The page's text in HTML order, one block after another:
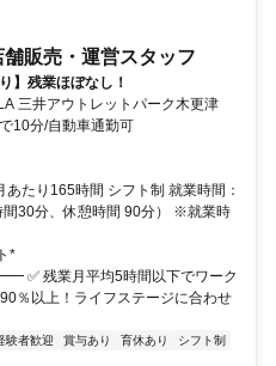
販売・運営スタッフ
】残業ほぼなし！
三井アウトレットパーク木更津
10分/自動車通勤可
たり165時間 シフト制 就業時間：
30分、休憩時間 90分） ※就業時
*
月平均5時間以下でワーク
％以上！ライフステージに合わせ
験者歓迎 賞与あり 育休あり
シフト制